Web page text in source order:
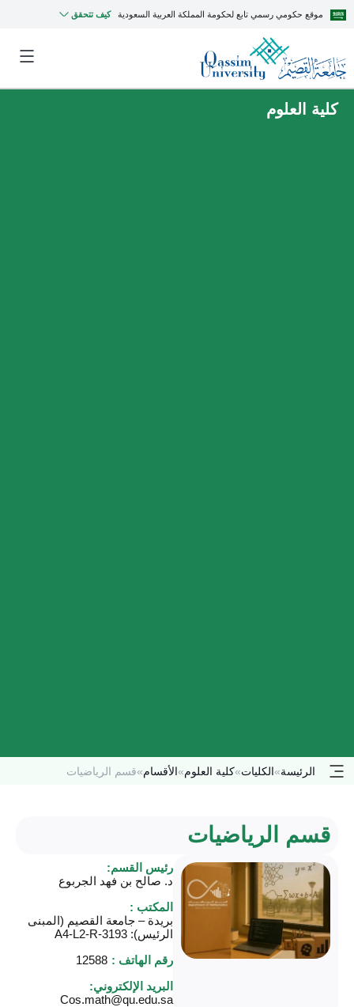
موقع حكومي رسمي تابع لحكومة المملكة العربية السعودية كيف تتحقق
كلية العلوم
الرئيسة»الكليات»كلية العلوم»الأقسام»قسم الرياضيات
قسم الرياضيات
رئيس القسم:
د. صالح بن فهد الجربوع
المكتب :
بريدة – جامعة القصيم (المبنى
الرئيس): A4-L2-R-3193
رقم الهاتف : 12588
البريد الإلكتروني:
Cos.math@qu.edu.sa